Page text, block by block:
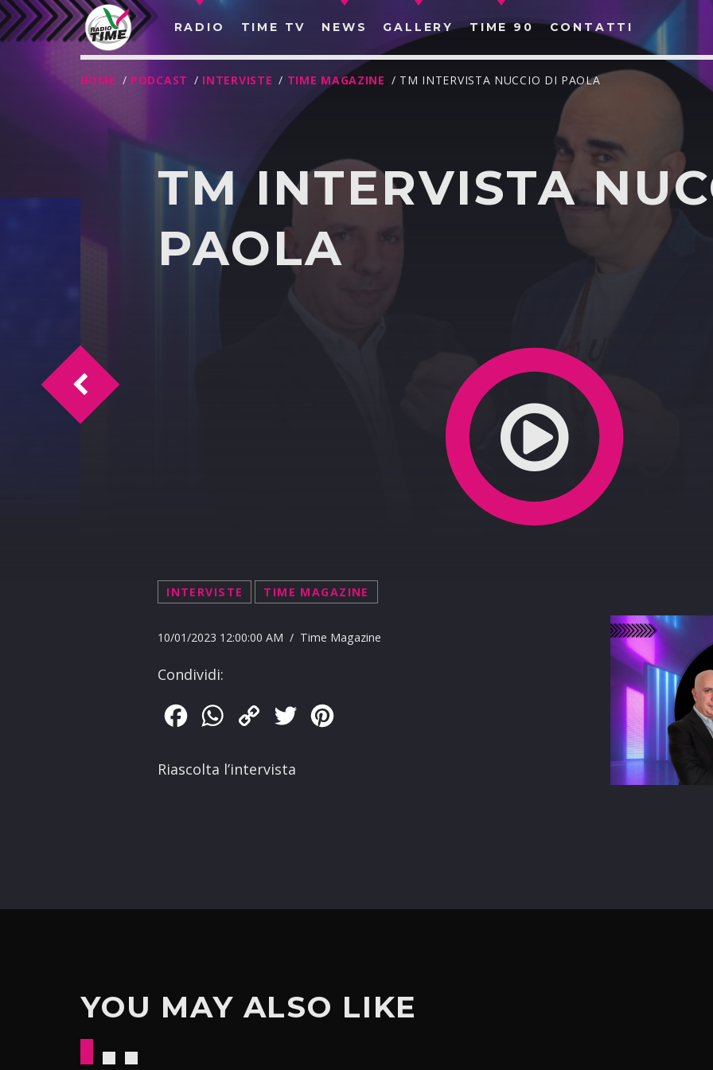
RADIO TIME TV NEWS GALLERY TIME 90 CONTATTI
CERCA NEL SITO WEB:
HOME / PODCAST / INTERVISTE / TIME MAGAZINE / TM INTERVISTA NUCCIO DI PAOLA
TM INTERVISTA
PAOLA
INTERVISTE TIME MAGAZINE
10/01/2023 12:00:00 AM / Time Magazine
Condividi:
FacebookWhatsApp
Copy
Twitter
Riascolta l’intervista
Doc Time intervista Mariella Nava 10-1-2023
YOU MAY ALSO LIKE